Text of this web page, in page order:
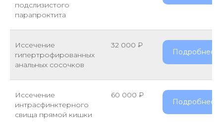
подслизистого
парапроктита
Иссечение
гипертрофированных
анальных сосочков
32 000 ₽
Подробнее
Иссечение
интрасфинктерного
свища прямой кишки
60 000 ₽
Подробнее